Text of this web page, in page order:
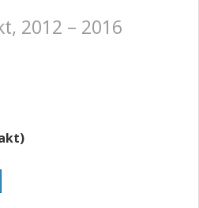
2012 – 2016